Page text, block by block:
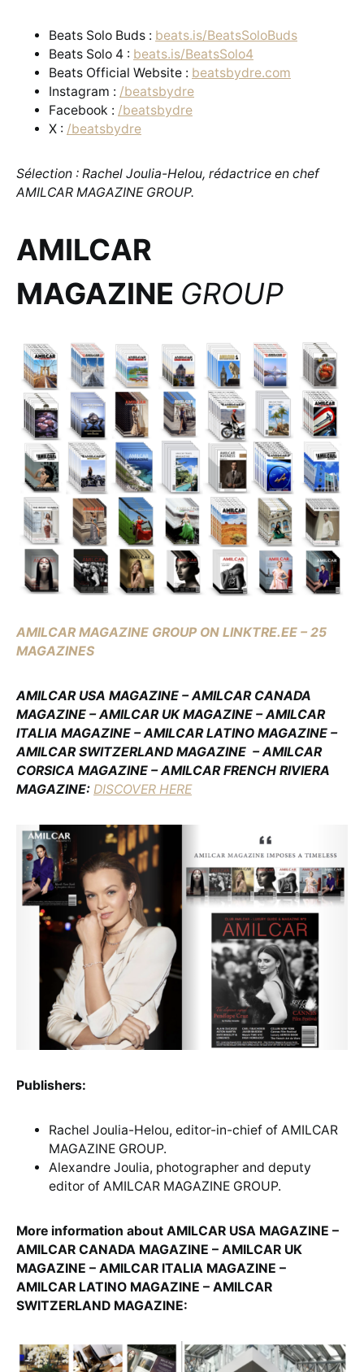
Beats Solo Buds : beats.is/BeatsSoloBuds
Beats Solo 4 : beats.is/BeatsSolo4
Beats Official Website : beatsbydre.com
Instagram : /beatsbydre
Facebook : /beatsbydre
X : /beatsbydre
Sélection : Rachel Joulia-Helou, rédactrice en chef
AMILCAR MAGAZINE GROUP.
AMILCAR
MAGAZINE GROUP
AMILCAR MAGAZINE GROUP ON LINKTRE.EE – 25
MAGAZINES
AMILCAR USA MAGAZINE – AMILCAR CANADA
MAGAZINE – AMILCAR UK MAGAZINE – AMILCAR
ITALIA MAGAZINE – AMILCAR LATINO MAGAZINE –
AMILCAR SWITZERLAND MAGAZINE – AMILCAR
CORSICA MAGAZINE – AMILCAR FRENCH RIVIERA
MAGAZINE: DISCOVER HERE
Publishers:
Rachel Joulia-Helou, editor-in-chief of AMILCAR
MAGAZINE GROUP.
Alexandre Joulia, photographer and deputy
editor of AMILCAR MAGAZINE GROUP.
More information about AMILCAR USA MAGAZINE –
AMILCAR CANADA MAGAZINE – AMILCAR UK
MAGAZINE – AMILCAR ITALIA MAGAZINE –
AMILCAR LATINO MAGAZINE – AMILCAR
SWITZERLAND MAGAZINE: